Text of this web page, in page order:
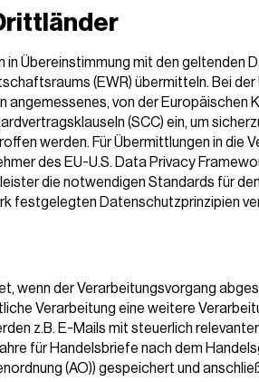
Übereinstimmung mit den geltenden
(EWR) übermitteln. Bei
angemessenes, von der Europäischen
(SCC) ein, um
werden. Für Übermittlungen in die
des EU-U.S. Data Privacy
die notwendigen Standards für
festgelegten Datenschutzprinzipien
wenn der Verarbeitungsvorgang
Verarbeitung eine weitere
z.B. E-Mails mit steuerlich
für Handelsbriefe nach dem
(AO)) gespeichert und